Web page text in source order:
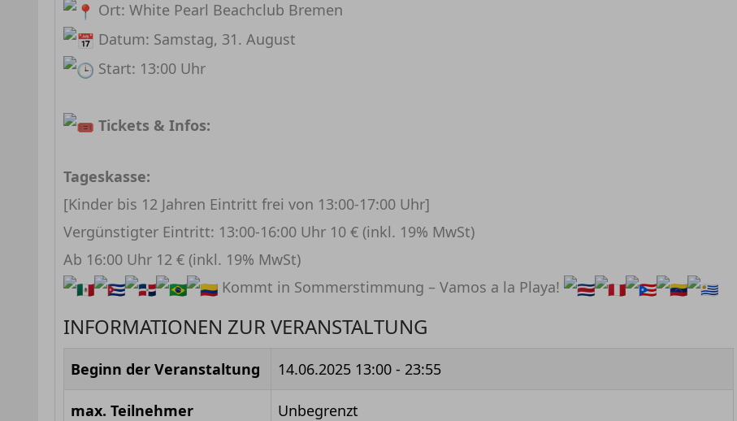
Ort: White Pearl Beachclub Bremen
Datum: Samstag, 31. August
Start: 13:00 Uhr
Tickets & Infos:
Tageskasse:
[Kinder bis 12 Jahren Eintritt frei von 13:00-17:00 Uhr]
Vergünstigter Eintritt: 13:00-16:00 Uhr 10 € (inkl. 19% MwSt)
Ab 16:00 Uhr 12 € (inkl. 19% MwSt)
Kommt in Sommerstimmung – Vamos a la Playa!
INFORMATIONEN ZUR VERANSTALTUNG
Beginn der Veranstaltung 14.06.2025 13:00 - 23:55
max. Teilnehmer Unbegrenzt